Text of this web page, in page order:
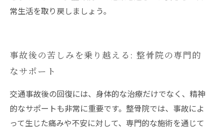
常生活を取り戻しましょう。
事故後の苦しみを乗り越える: 整骨院の専門的
なサポート
交通事故後の回復には、身体的な治療だけでなく、精神
的なサポートも非常に重要です。整骨院では、事故によ
って生じた痛みや不安に対して、専門的な施術を通じて